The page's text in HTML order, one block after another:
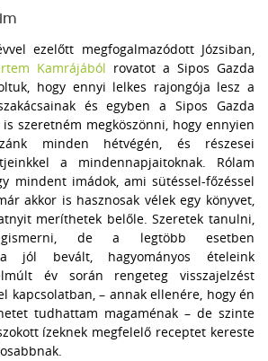
ezelőtt megfogalmazódott Józsiban,
Kamrájából rovatot a Sipos Gazda
hogy ennyi lelkes rajongója lesz a
és egyben a Sipos Gazda
szeretném megköszönni, hogy ennyien
minden hétvégén, és részesei
a mindennapjaitoknak. Rólam
mindent imádok, ami sütéssel-főzéssel
akkor is hasznosak vélek egy könyvet,
meríthetek belőle. Szeretek tanulni,
de a legtöbb esetben
a jól bevált, hagyományos ételeink
év során rengeteg visszajelzést
kapcsolatban, – annak ellenére, hogy én
tudhattam magaménak – de szinte
ízeknek megfelelő receptet kereste